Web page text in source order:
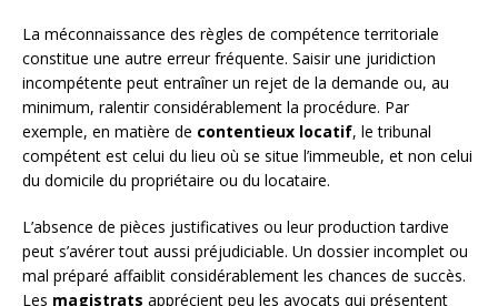
La méconnaissance des règles de compétence territoriale
constitue une autre erreur fréquente. Saisir une juridiction
incompétente peut entraîner un rejet de la demande ou, au
minimum, ralentir considérablement la procédure. Par
exemple, en matière de contentieux locatif, le tribunal
compétent est celui du lieu où se situe l’immeuble, et non celui
du domicile du propriétaire ou du locataire.
L’absence de pièces justificatives ou leur production tardive
peut s’avérer tout aussi préjudiciable. Un dossier incomplet ou
mal préparé affaiblit considérablement les chances de succès.
Les magistrats apprécient peu les avocats qui présentent